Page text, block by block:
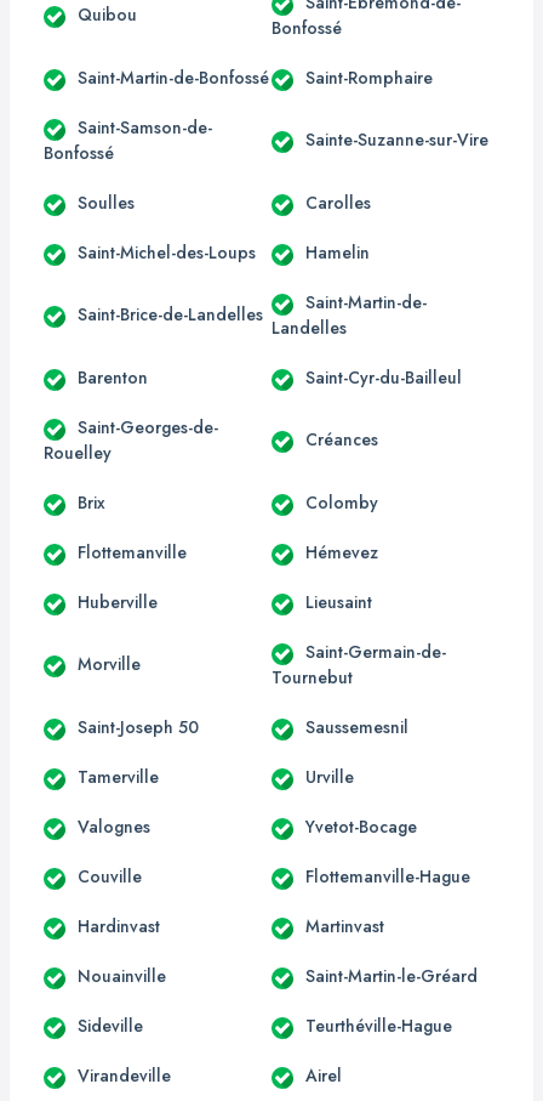
Quibou
Bonfossé
Saint-Martin-de-Bonfossé Saint-Romphaire
Saint-Samson-de-
Bonfossé
Sainte-Suzanne-sur-Vire
Soulles Carolles
Saint-Michel-des-Loups Hamelin
Saint-Brice-de-Landelles
Saint-Martin-de-
Landelles
Barenton Saint-Cyr-du-Bailleul
Saint-Georges-de-
Rouelley
Créances
Brix Colomby
Flottemanville Hémevez
Huberville Lieusaint
Morville
Saint-Germain-de-
Tournebut
Saint-Joseph 50 Saussemesnil
Tamerville Urville
Valognes Yvetot-Bocage
Couville Flottemanville-Hague
Hardinvast Martinvast
Nouainville Saint-Martin-le-Gréard
Sideville Teurthéville-Hague
Virandeville Airel